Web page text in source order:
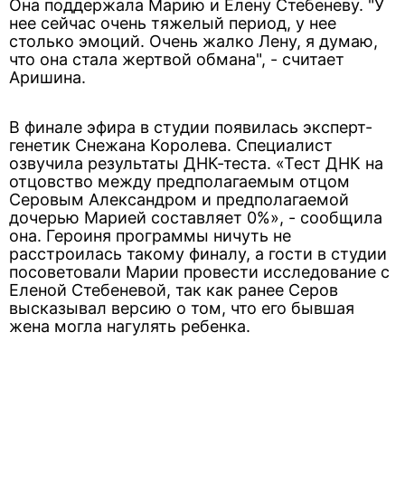
Она поддержала Марию и Елену Стебеневу. "У
нее сейчас очень тяжелый период, у нее
столько эмоций. Очень жалко Лену, я думаю,
что она стала жертвой обмана", - считает
Аришина.
В финале эфира в студии появилась эксперт-
генетик Снежана Королева. Специалист
озвучила результаты ДНК-теста. «Тест ДНК на
отцовство между предполагаемым отцом
Серовым Александром и предполагаемой
дочерью Марией составляет 0%», - сообщила
она. Героиня программы ничуть не
расстроилась такому финалу, а гости в студии
посоветовали Марии провести исследование с
Еленой Стебеневой, так как ранее Серов
высказывал версию о том, что его бывшая
жена могла нагулять ребенка.